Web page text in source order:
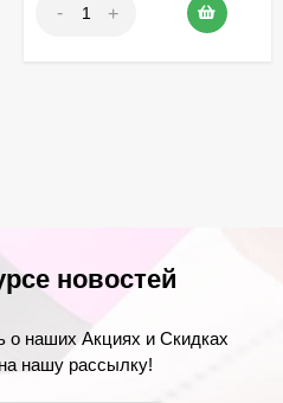
- +
новостей
о наших Акциях и Скидках
нашу рассылку!